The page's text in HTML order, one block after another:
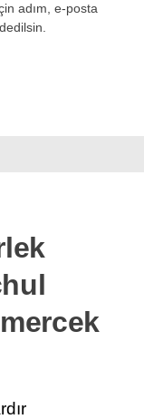
adım, e-posta